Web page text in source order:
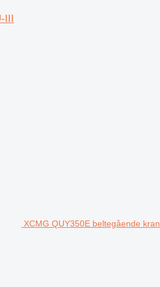
III
XCMG QUY350E beltegående kran